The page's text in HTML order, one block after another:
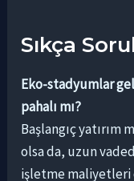
Sıkça
Eko-stadyumlar
pahalı mı?
Başlangıç
olsa da, uzun
işletme maliyetleri